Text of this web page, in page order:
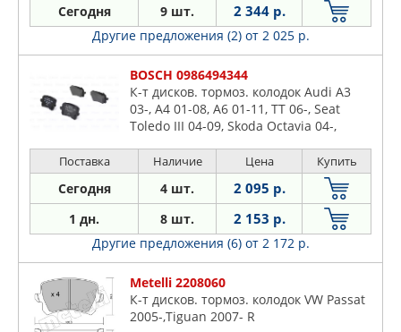
Сегодня 9 шт. 2 344 р.
Другие предложения (2) от 2 025 р.
BOSCH 0986494344
К-т дисков. тормоз. колодок Audi A3
03-, A4 01-08, A6 01-11, TT 06-, Seat
Toledo III 04-09, Skoda Octavia 04-,
Jetta III 05-10, Passat 05-, Touran 03-
Поставка Наличие Цена Купить
Сегодня 4 шт. 2 095 р.
1 дн. 8 шт. 2 153 р.
Другие предложения (6) от 2 172 р.
Metelli 2208060
К-т дисков. тормоз. колодок VW Passat
2005-,Tiguan 2007- R